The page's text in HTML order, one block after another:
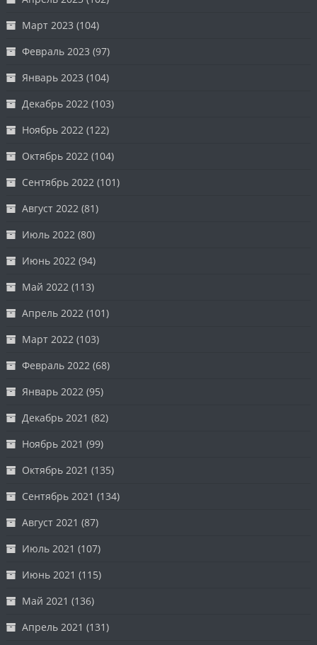
Март 2023 (104)
Февраль 2023 (97)
Январь 2023 (104)
Декабрь 2022 (103)
Ноябрь 2022 (122)
Октябрь 2022 (104)
Сентябрь 2022 (101)
Август 2022 (81)
Июль 2022 (80)
Июнь 2022 (94)
Май 2022 (113)
Апрель 2022 (101)
Март 2022 (103)
Февраль 2022 (68)
Январь 2022 (95)
Декабрь 2021 (82)
Ноябрь 2021 (99)
Октябрь 2021 (135)
Сентябрь 2021 (134)
Август 2021 (87)
Июль 2021 (107)
Июнь 2021 (115)
Май 2021 (136)
Апрель 2021 (131)